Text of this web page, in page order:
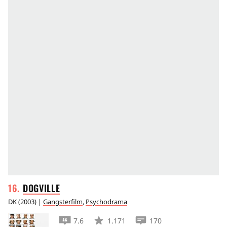
DOGVILLE
DK(2003) | Gangsterfilm, Psychodrama
7.6 1.171 170